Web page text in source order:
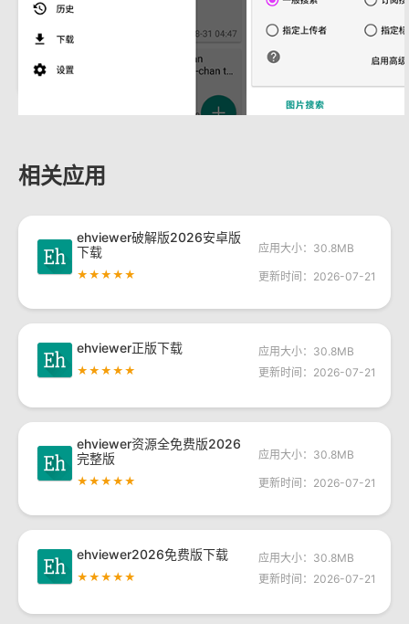
相关应用
ehviewer破解版2026安卓版
下载
★★★★★
应用大小：30.8MB
更新时间：2026-07-21
ehviewer正版下载
★★★★★
应用大小：30.8MB
更新时间：2026-07-21
ehviewer资源全免费版2026
完整版
★★★★★
应用大小：30.8MB
更新时间：2026-07-21
ehviewer2026免费版下载
★★★★★
应用大小：30.8MB
更新时间：2026-07-21